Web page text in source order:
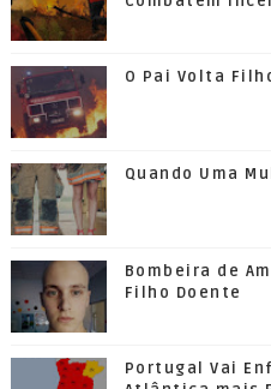
O Pai Volta
Quando Uma
Bombeira de
Filho Doente
Portugal Vai